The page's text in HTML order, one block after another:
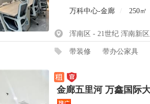
万科中心-金廊 / 250㎡
浑南区 - 21世纪 浑南新
带装修 带办公家具
金廊五里河 万鑫国际